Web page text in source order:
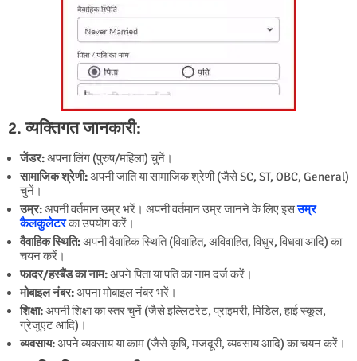
2. व्यक्तिगत जानकारी:
जेंडर:अपना लिंग (पुरुष/महिला) चुनें।
सामाजिक श्रेणी:अपनी जाति या सामाजिक श्रेणी (जैसे SC, ST, OBC, General)
चुनें।
उम्र:अपनी वर्तमान उम्र भरें। अपनी वर्तमान उम्र जानने के लिए इसउम्र
कैलकुलेटरका उपयोग करें।
वैवाहिक स्थिति:अपनी वैवाहिक स्थिति (विवाहित, अविवाहित, विधुर, विधवा आदि) का
चयन करें।
फादर/हस्बैंड का नाम:अपने पिता या पति का नाम दर्ज करें।
मोबाइल नंबर:अपना मोबाइल नंबर भरें।
शिक्षा:अपनी शिक्षा का स्तर चुनें (जैसे इल्लिटरेट, प्राइमरी, मिडिल, हाई स्कूल,
ग्रेजुएट आदि)।
व्यवसाय:अपने व्यवसाय या काम (जैसे कृषि, मजदूरी, व्यवसाय आदि) का चयन करें।